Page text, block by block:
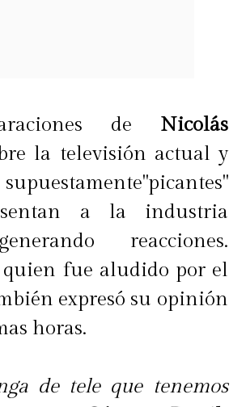
de Nicolás
la televisión actual y
a la industria
reacciones.
quien fue aludido por el
expresó su opinión
horas.
de tele que tenemos